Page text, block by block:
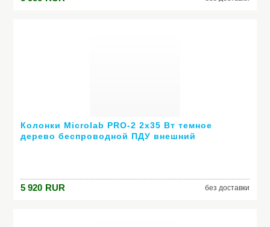
Колонки Microlab PRO-2 2х35 Вт темное
дерево беспроводной ПДУ внешний
5 920 RUR без доставки